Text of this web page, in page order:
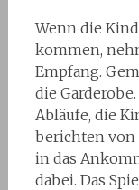
Wenn die
kommen,
Empfang.
die
Abläufe, die
berichten von
in das
dabei. Das